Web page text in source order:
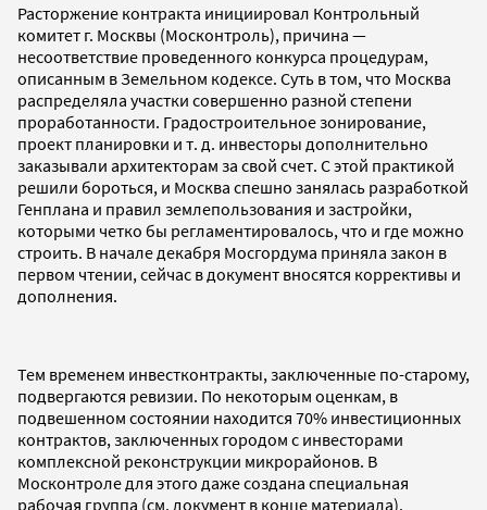
Расторжение контракта инициировал Контрольный
комитет г. Москвы (Москонтроль), причина —
несоответствие проведенного конкурса процедурам,
описанным в Земельном кодексе. Суть в том, что Москва
распределяла участки совершенно разной степени
проработанности. Градостроительное зонирование,
проект планировки и т. д. инвесторы дополнительно
заказывали архитекторам за свой счет. С этой практикой
решили бороться, и Москва спешно занялась разработкой
Генплана и правил землепользования и застройки,
которыми четко бы регламентировалось, что и где можно
строить. В начале декабря Мосгордума приняла закон в
первом чтении, сейчас в документ вносятся коррективы и
дополнения.
Тем временем инвестконтракты, заключенные по-старому,
подвергаются ревизии. По некоторым оценкам, в
подвешенном состоянии находится 70% инвестиционных
контрактов, заключенных городом с инвесторами
комплексной реконструкции микрорайонов. В
Москонтроле для этого даже создана специальная
рабочая группа (см. документ в конце материала).